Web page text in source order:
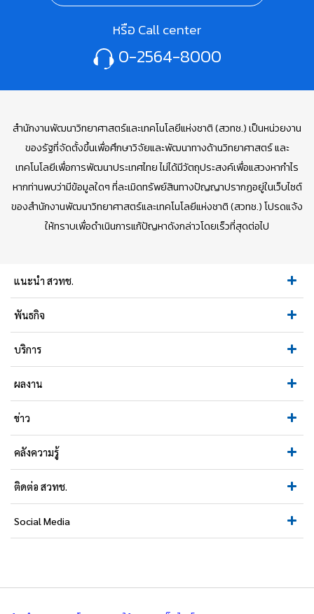
หรือ Call center
0-2564-8000
สำนักงานพัฒนาวิทยาศาสตร์และเทคโนโลยีแห่งชาติ (สวทช.) เป็นหน่วยงาน
ของรัฐที่จัดตั้งขึ้นเพื่อศึกษาวิจัยและพัฒนาทางด้านวิทยาศาสตร์ และ
เทคโนโลยีเพื่อการพัฒนาประเทศไทย ไม่ได้มีวัตถุประสงค์เพื่อแสวงหากำไร
หากท่านพบว่ามีข้อมูลใดๆ ที่ละเมิดทรัพย์สินทางปัญญาปรากฏอยู่ในเว็บไซต์
ของสำนักงานพัฒนาวิทยาศาสตร์และเทคโนโลยีแห่งชาติ (สวทช.) โปรดแจ้ง
ให้ทราบเพื่อดำเนินการแก้ปัญหาดังกล่าวโดยเร็วที่สุดต่อไป
แนะนำ สวทช.
พันธกิจ
บริการ
ผลงาน
ข่าว
คลังความรู้
ติดต่อ สวทช.
Social Media